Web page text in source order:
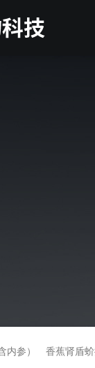
内参） 香蕉肾盾